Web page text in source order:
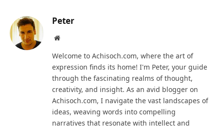
Peter
Website
Welcome to Achisoch.com, where the art of
expression finds its home! I'm Peter, your guide
through the fascinating realms of thought,
creativity, and insight. As an avid blogger on
Achisoch.com, I navigate the vast landscapes of
ideas, weaving words into compelling
narratives that resonate with intellect and